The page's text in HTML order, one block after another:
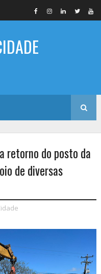
retorno do posto da
de diversas